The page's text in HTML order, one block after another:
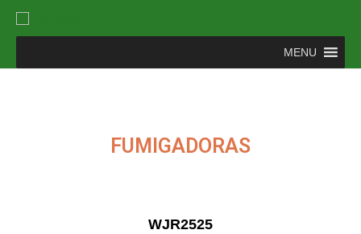
MENU
FUMIGADORAS
WJR2525